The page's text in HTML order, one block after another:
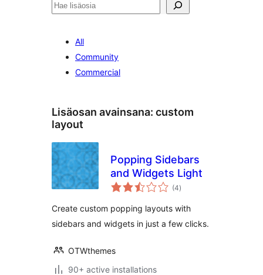
Etsi
All
Community
Commercial
Lisäosan avainsana: custom
layout
Popping Sidebars
and Widgets Light
(4arvosanat
yhteensä
)
Create custom popping layouts with
sidebars and widgets in just a few clicks.
OTWthemes
90+ active installations